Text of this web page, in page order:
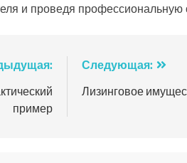
и проведя профессиональную
пример
Следующая:
Лизинговое